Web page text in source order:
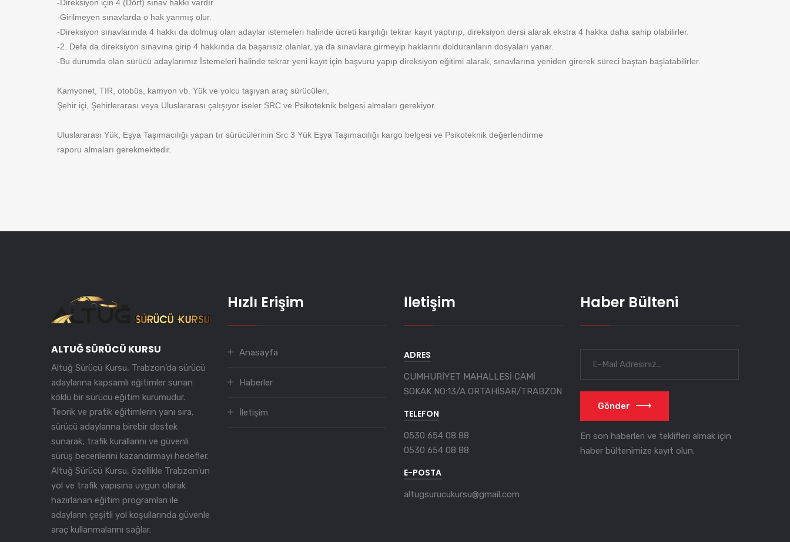
-Direksiyon için 4 (Dört) sınav hakkı vardır.
-Girilmeyen sınavlarda o hak yanmış olur.
-Direksiyon sınavlarında 4 hakkı da dolmuş olan adaylar istemeleri halinde ücreti karşılığı tekrar kayıt yaptırıp, direksiyon dersi alarak ekstra 4 hakka daha sahip olabilirler.
-2. Defa da direksiyon sınavına girip 4 hakkında da başarısız olanlar, ya da sınavlara girmeyip haklarını dolduranların dosyaları yanar.
-Bu durumda olan sürücü adaylarımız İstemeleri halinde tekrar yeni kayıt için başvuru yapıp direksiyon eğitimi alarak, sınavlarına yeniden girerek süreci baştan başlatabilirler.
Kamyonet, TIR, otobüs, kamyon vb. Yük ve yolcu taşıyan araç sürücüleri,
Şehir içi, Şehirlerarası veya Uluslararası çalışıyor iseler SRC ve Psikoteknik belgesi almaları gerekiyor.
Uluslararası Yük, Eşya Taşımacılığı yapan tır sürücülerinin Src 3 Yük Eşya Taşımacılığı kargo belgesi ve Psikoteknik değerlendirme
raporu almaları gerekmektedir.
ALTUĞ SÜRÜCÜ KURSU
Altuğ Sürücü Kursu, Trabzon’da sürücü
adaylarına kapsamlı eğitimler sunan
köklü bir sürücü eğitim kurumudur.
Teorik ve pratik eğitimlerin yanı sıra,
sürücü adaylarına birebir destek
sunarak, trafik kurallarını ve güvenli
sürüş becerilerini kazandırmayı hedefler.
Altuğ Sürücü Kursu, özellikle Trabzon'un
yol ve trafik yapısına uygun olarak
hazırlanan eğitim programları ile
adayların çeşitli yol koşullarında güvenle
araç kullanmalarını sağlar.
Hızlı Erişim
Anasayfa
Haberler
İletişim
İletişim
ADRES
CUMHURİYET MAHALLESİ CAMİ
SOKAK NO:13/A ORTAHİSAR/TRABZON
TELEFON
0530 654 08 88
0530 654 08 88
E-POSTA
altugsurucukursu@gmail.com
Haber Bülteni
Gönder
En son haberleri ve teklifleri almak için
haber bültenimize kayıt olun.